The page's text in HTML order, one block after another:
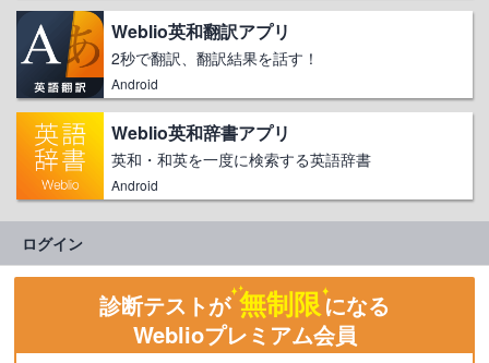
Weblio英和翻訳アプリ
2秒で翻訳、翻訳結果を話す！
Android
Weblio英和辞書アプリ
英和・和英を一度に検索する英語辞書
Android
ログイン
診断テストが 無制限になる
Weblioプレミアム会員